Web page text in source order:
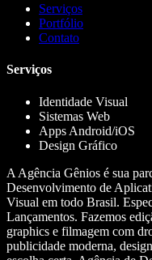
Serviços
Portfólio
Contato
Serviços
Identidade Visual
Sistemas Web
Apps Android/iOS
Design Gráfico
A Agência Gênios é sua
Desenvolvimento de
Visual em todo Brasil.
Lançamentos. Fazemos
graphics e filmagem com
publicidade moderna,